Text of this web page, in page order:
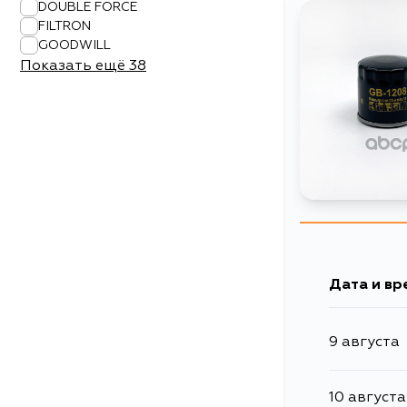
DOUBLE FORCE
FILTRON
GOODWILL
Показать ещё 38
Дата и
9 августа
10 августа